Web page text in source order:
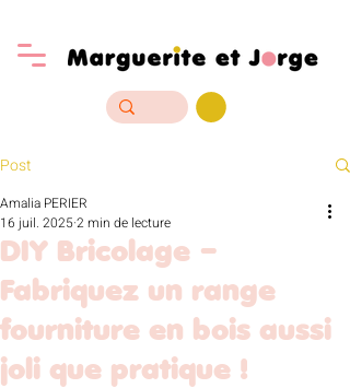
Post
DIY Bricolage –
Fabriquez un range
fourniture en bois aussi
joli que pratique !
Amalia PERIER
16 juil. 20252 min de lecture